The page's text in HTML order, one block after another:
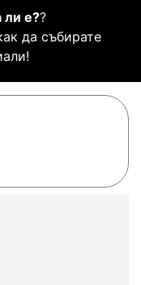
ли е??
да събирате